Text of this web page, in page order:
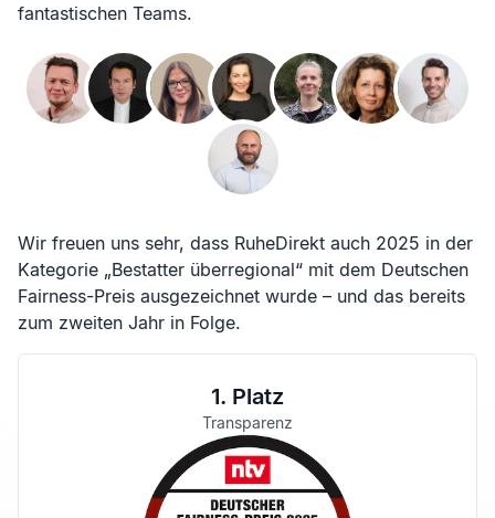
fantastischen Teams.
Wir freuen uns sehr, dass RuheDirekt auch 2025 in der
Kategorie „Bestatter überregional“ mit dem Deutschen
Fairness-Preis ausgezeichnet wurde – und das bereits
zum zweiten Jahr in Folge.
1. Platz
Transparenz